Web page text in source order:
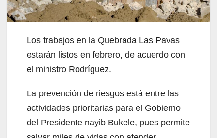
Los trabajos en la Quebrada Las Pavas
estarán listos en febrero, de acuerdo con
el ministro Rodríguez.
La prevención de riesgos está entre las
actividades prioritarias para el Gobierno
del Presidente nayib Bukele, pues permite